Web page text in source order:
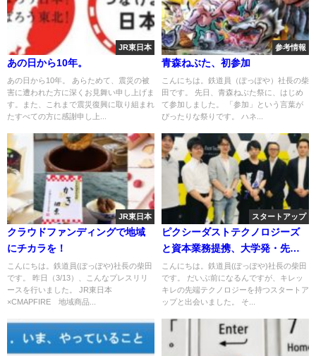
JR東日本
あの日から10年。
あの日から10年。 あらためて、震災の被
害に遭われた方に深くお見舞い申し上げま
す。また、これまで震災復興に取り組まれ
たすべての方に感謝申し上...
参考情報
青森ねぶた、初参加
こんにちは。鉄道員（ぽっぽや）社長の柴
田です。 先日、青森ねぶた祭に、はじめ
て参加しました。 「参加」という言葉が
ぴったりな祭りです。 ハネ...
JR東日本
クラウドファンディングで地域
にチカラを！
こんにちは。鉄道員(ぽっぽや)社長の柴田
です。 昨日（3/13）、こんなプレスリリ
ースを行いました。 JR東日本
×CMAPFIRE 地域商品...
スタートアップ
ピクシーダストテクノロジーズ
と資本業務提携、大学発・先端
技術の現場実装に挑戦！
こんにちは。鉄道員(ぽっぽや)社長の柴田
です。 だいぶ前になるんですが、キレッ
キレの先端テクノロジーを持つスタートア
ップと出会いました。 そ...